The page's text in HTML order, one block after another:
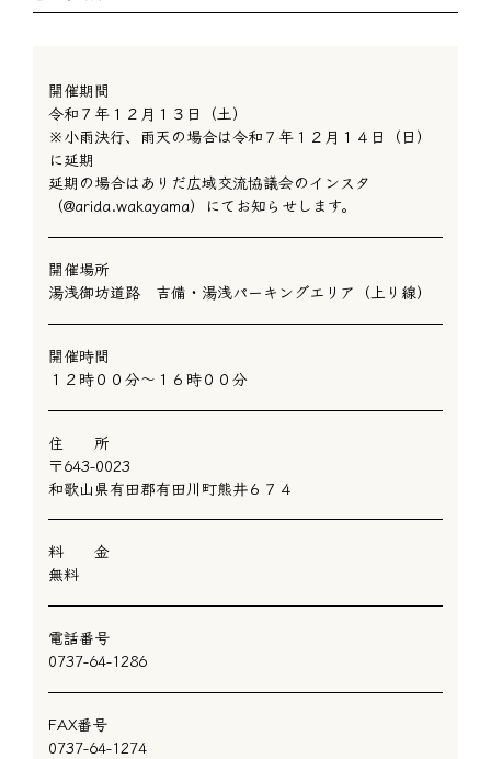
開催期間
令和７年１２月１３日（土）
※小雨決行、雨天の場合は令和７年１２月１４日（日）
に延期
延期の場合はありだ広域交流協議会のインスタ
（@arida.wakayama）にてお知らせします。
開催場所
湯浅御坊道路 吉備・湯浅パーキングエリア（上り線）
開催時間
１２時００分～１６時００分
住 所
〒643-0023
和歌山県有田郡有田川町熊井６７４
料 金
無料
電話番号
0737-64-1286
FAX番号
0737-64-1274